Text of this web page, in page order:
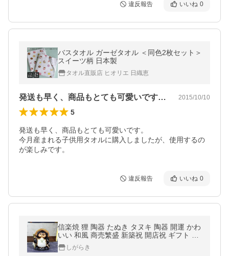
違反報告 いいね 0
バスタオル ガーゼタオル ＜同色2枚セット＞
スイーツ柄 日本製
タオル直販店 ヒオリエ 日織恵
発送も早く、商品もとても可愛いです。今… 2015/10/10
5
発送も早く、商品もとても可愛いです。
今月産まれる子供用タオルに購入しましたが、使用するの
が楽しみです。
違反報告 いいね 0
信楽焼 狸 陶器 たぬき タヌキ 陶器 開運 かわ
いい 和風 商売繁盛 新築祝 開店祝 ギフト 置
物 インテリア 厄除け 5号福々狸オス ta-007
0
しがらき